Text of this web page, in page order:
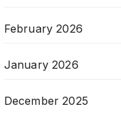
February 2026
January 2026
December 2025